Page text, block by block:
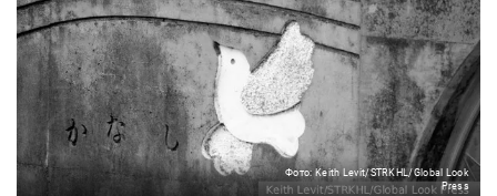
Фото: Keith Levit/STRKHL/Global Look
Press